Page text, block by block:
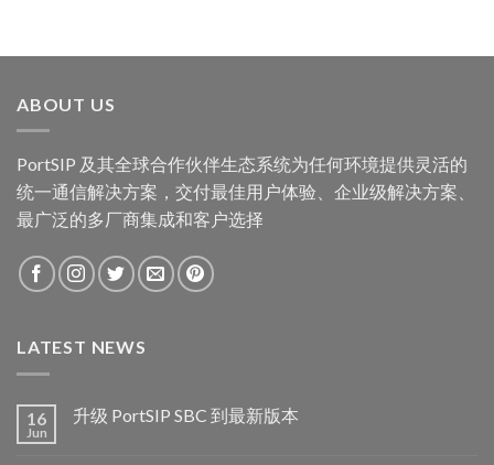
ABOUT US
PortSIP 及其全球合作伙伴生态系统为任何环境提供灵活的
统一通信解决方案，交付最佳用户体验、企业级解决方案、
最广泛的多厂商集成和客户选择
LATEST NEWS
16
Jun
升级 PortSIP SBC 到最新版本